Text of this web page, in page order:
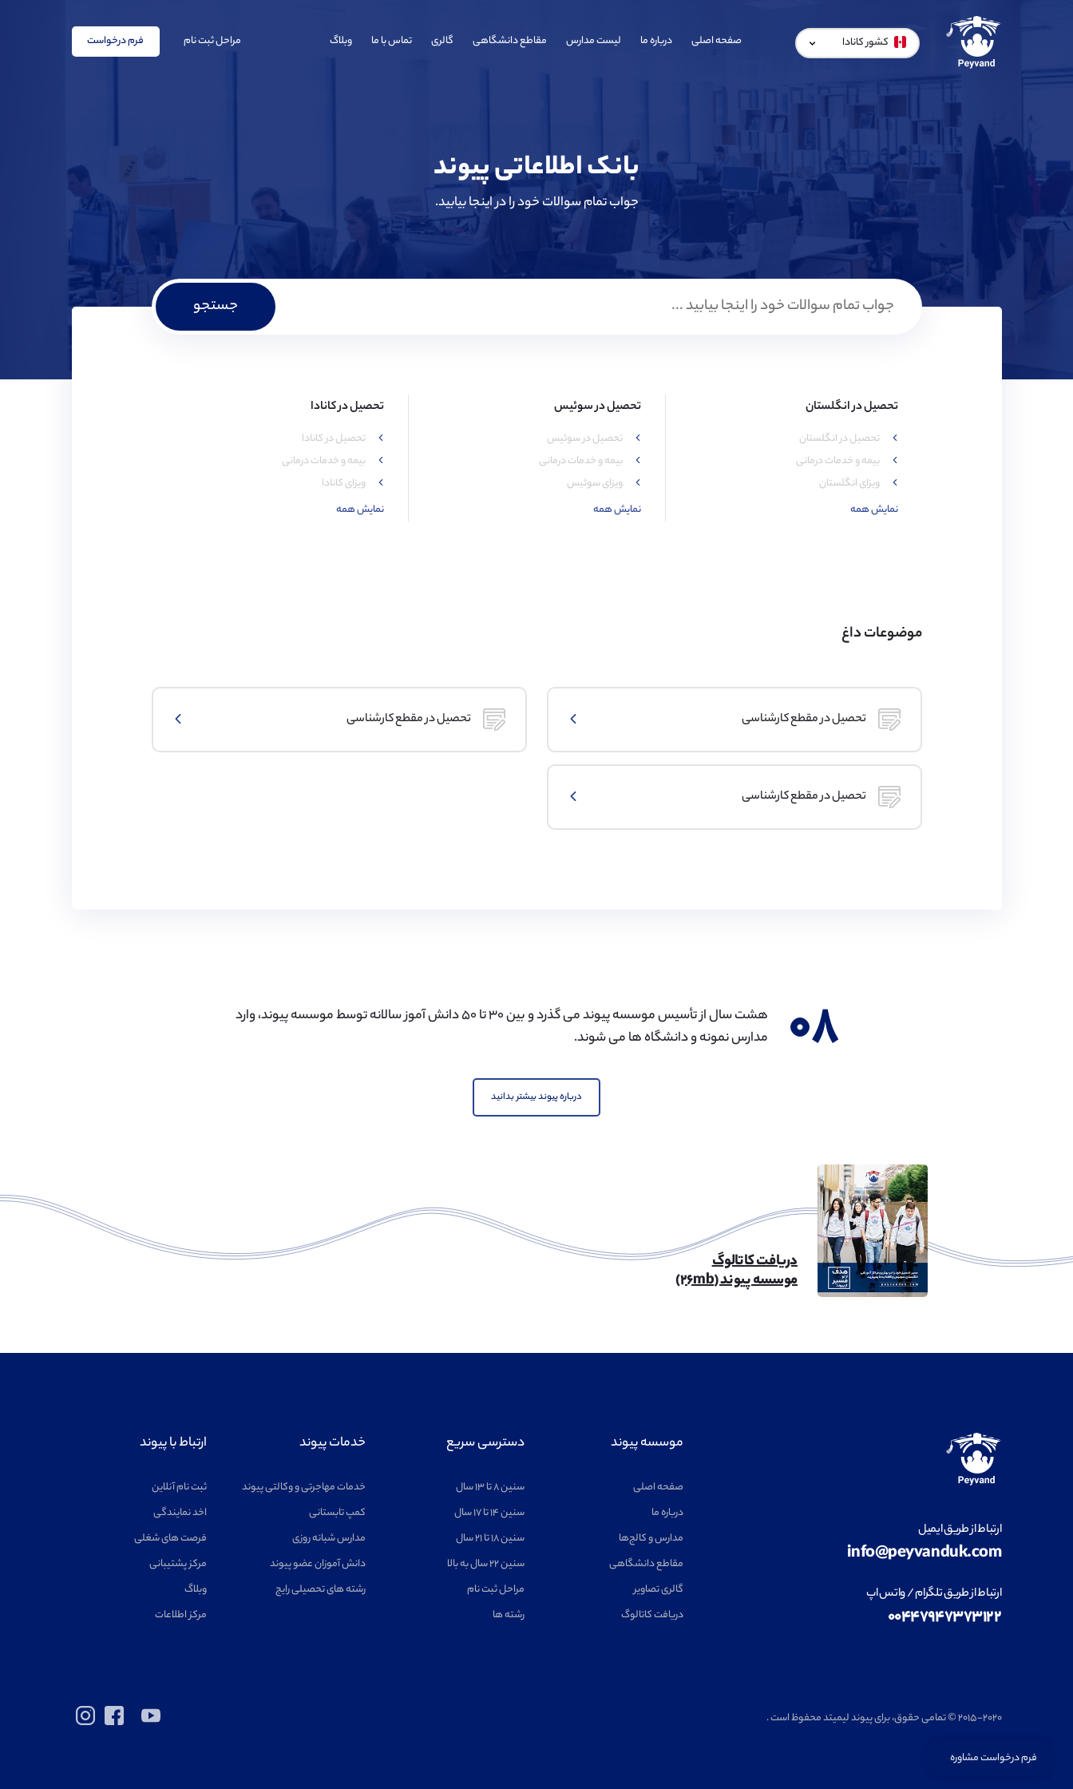
کشور کانادا صفحه اصلی درباره ما لیست مدارس مقاطع دانشگاهی گالری تماس با ما وبلاگ مراحل ثبت نام فرم درخواست
بانک اطلاعاتی پیوند
جواب تمام سوالات خود را در اینجا بیابید.
جستجو
تحصیل در انگلستان
تحصیل در انگلستان
بیمه و خدمات درمانی
ویزای انگلستان
نمایش همه
تحصیل در سوئیس
تحصیل در سوئیس
بیمه و خدمات درمانی
ویزای سوئیس
نمایش همه
تحصیل در کانادا
تحصیل در کانادا
بیمه و خدمات درمانی
ویزای کانادا
نمایش همه
موضوعات داغ
تحصیل در مقطع کارشناسی تحصیل در مقطع کارشناسی
تحصیل در مقطع کارشناسی
۰۸
هشت سال از تأسیس موسسه پیوند می گذرد و بین ۳۰ تا ۵۰ دانش آموز سالانه توسط موسسه پیوند، وارد
مدارس نمونه و دانشگاه ها می شوند.
درباره پیوند بیشتر بدانید
دریافت کاتالوگ
موسسه پیوند (۲۶mb)
ارتباط از طریق ایمیل
info@peyvanduk.com
ارتباط از طریق تلگرام / واتس اپ
۰۰۴۴۷۹۴۷۳۷۳۱۲۲
موسسه پیوند
صفحه اصلی
درباره ما
مدارس و کالج‌ها
مقاطع دانشگاهی
گالری تصاویر
دریافت کاتالوگ
دسترسی سریع
سنین ۸ تا ۱۳ سال
سنین ۱۴ تا ۱۷ سال
سنین ۱۸ تا ۲۱ سال
سنین ۲۲ سال به بالا
مراحل ثبت نام
رشته ها
خدمات پیوند
خدمات مهاجرتی و وکالتی پیوند
کمپ تابستانی
مدارس شبانه روزی
دانش آموزان عضو پیوند
رشته های تحصیلی رایج
ارتباط با پیوند
ثبت نام آنلاین
اخد نمایندگی
فرصت های شغلی
مرکز پشتیبانی
وبلاگ
مرکز اطلاعات
۲۰۱۵-۲۰۲۰ © تمامی حقوق، برای پیوند لیمیتد محفوظ است .
فرم درخواست مشاوره